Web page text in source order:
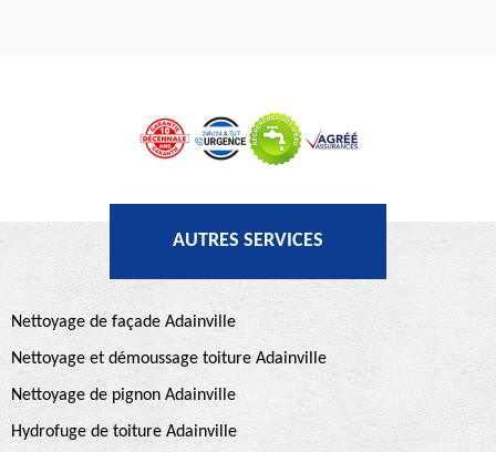
AUTRES SERVICES
Nettoyage de façade Adainville
Nettoyage et démoussage toiture Adainville
Nettoyage de pignon Adainville
Hydrofuge de toiture Adainville